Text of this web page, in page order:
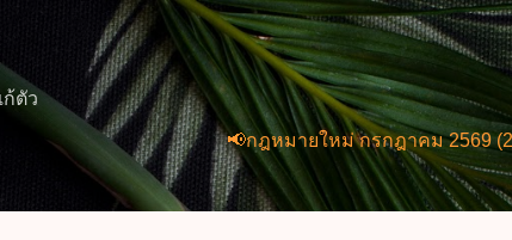
ข้ามไปที่เนื้อหาหลัก
ตัว
📢กฎหมายใหม่ กรกฎาคม 2569 (2 ฉบับ) พ.